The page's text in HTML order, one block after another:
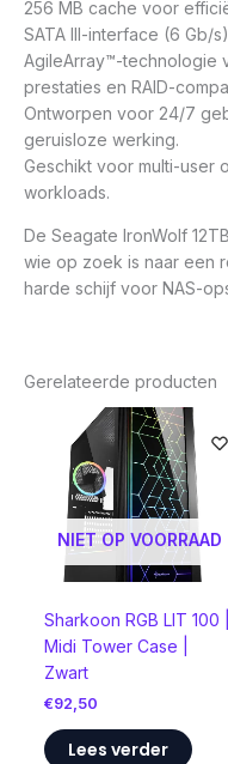
256 MB cache voor
SATA III-interface (6 Gb/
AgileArray™-technologie
prestaties en RAID-
Ontworpen voor 24/7
geruisloze werking.
Geschikt voor multi-user
workloads.
De Seagate IronWolf
wie op zoek is naar een
harde schijf voor NAS-
Gerelateerde producten
NIET OP VOORRAAD
Sharkoon RGB LIT 100 |
Midi Tower Case |
Zwart
€92,50
Lees verder